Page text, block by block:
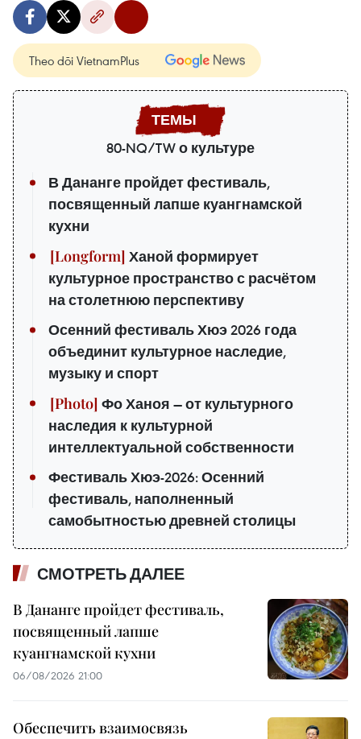
Theo dõi VietnamPlus
80-NQ/TW о культуре
В Дананге пройдет фестиваль,
посвященный лапше куангнамской
кухни
Ханой формирует
культурное пространство с расчётом
на столетнюю перспективу
Осенний фестиваль Хюэ 2026 года
объединит культурное наследие,
музыку и спорт
Фо Ханоя — от культурного
наследия к культурной
интеллектуальной собственности
Фестиваль Хюэ-2026: Осенний
фестиваль, наполненный
самобытностью древней столицы
СМОТРЕТЬ ДАЛЕЕ
В Дананге пройдет фестиваль,
посвященный лапше
куангнамской кухни
06/08/2026 21:00
Обеспечить взаимосвязь